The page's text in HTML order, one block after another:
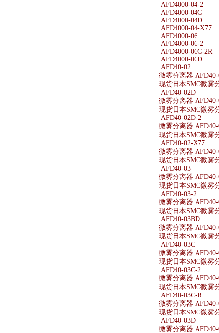
AFD4000-04-2
AFD4000-04C
AFD4000-04D
AFD4000-04-X77
AFD4000-06
AFD4000-06-2
AFD4000-06C-2R
AFD4000-06D
AFD40-02
微雾分离器 AFD40-
现货日本SMC微雾
AFD40-02D
微雾分离器 AFD40-
现货日本SMC微雾
AFD40-02D-2
微雾分离器 AFD40-
现货日本SMC微雾
AFD40-02-X77
微雾分离器 AFD40-
现货日本SMC微雾
AFD40-03
微雾分离器 AFD40-
现货日本SMC微雾
AFD40-03-2
微雾分离器 AFD40-
现货日本SMC微雾
AFD40-03BD
微雾分离器 AFD40-
现货日本SMC微雾
AFD40-03C
微雾分离器 AFD40-
现货日本SMC微雾
AFD40-03C-2
微雾分离器 AFD40-
现货日本SMC微雾
AFD40-03C-R
微雾分离器 AFD40-
现货日本SMC微雾
AFD40-03D
微雾分离器 AFD40-